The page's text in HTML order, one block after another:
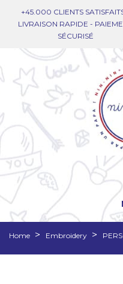
+45.000 CLIENTS
LIVRAISON RAPIDE -
SÉCURISÉ
Home Embroidery